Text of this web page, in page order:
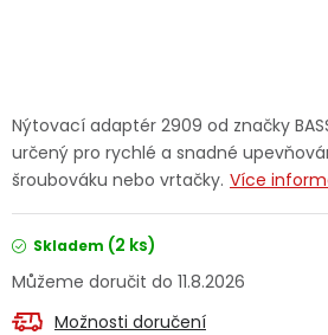
Fotovoltaika
Výprodej
Značky
Nýtovací adaptér 2909 od značky
určený pro rychlé a snadné
šroubováku nebo vrtačky. Více
Skladem (2 ks)
11.8.2026
Možnosti doručení